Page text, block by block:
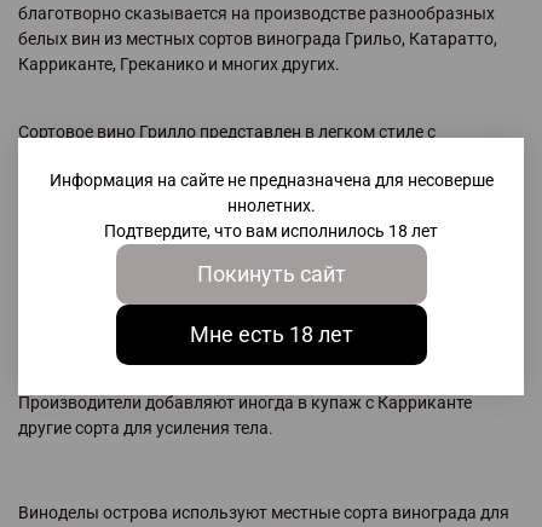
благотворно сказывается на производстве разнообразных
белых вин из местных сортов винограда Грильо, Катаратто,
Карриканте, Греканико и многих других.
Сортовое вино Грилло представлен в легком стиле с
травянистыми нотами. После выдержки в бочках получаются
сложные минеральные напитки с ароматами яблок, персиков,
цитрусовых.
На международном рынке ценятся колоритные вина,
изготовленные из сорта Карриканте. Они обладают отличной
кислотностью, минеральным вкусом с оттенками цитрусовых,
Производители добавляют иногда в купаж с Карриканте
другие сорта для усиления тела.
Виноделы острова используют местные сорта винограда для
Информация на сайте не предназначена для несоверше
ннолетних.
Подтвердите, что вам исполнилось 18 лет
Покинуть сайт
Мне есть 18 лет